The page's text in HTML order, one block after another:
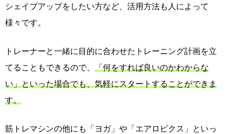
シェイプアップをしたい方など、活用方法も人によって
様々です。
トレーナーと一緒に目的に合わせたトレーニング計画を立
てることもできるので、
「何をすれば良いのかわからな
い」といった場合でも、気軽にスタートすることができま
す。
筋トレマシンの他にも「ヨガ」や「エアロビクス」といっ